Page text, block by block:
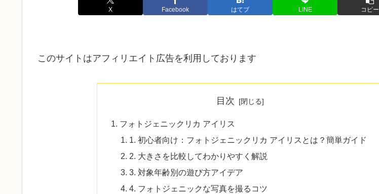
X Facebook はてブ LINE コピー
このサイトはアフィリエイト広告を利用しております
目次
フォトジェニックリカ アイリス
1. 初心者向け：フォトジェニックリカ アイリスとは？簡単ガイド
2. 大きさを比較してわかりやすく解説
3. 対象年齢別の遊び方アイデア
4. フォトジェニックな写真を撮るコツ